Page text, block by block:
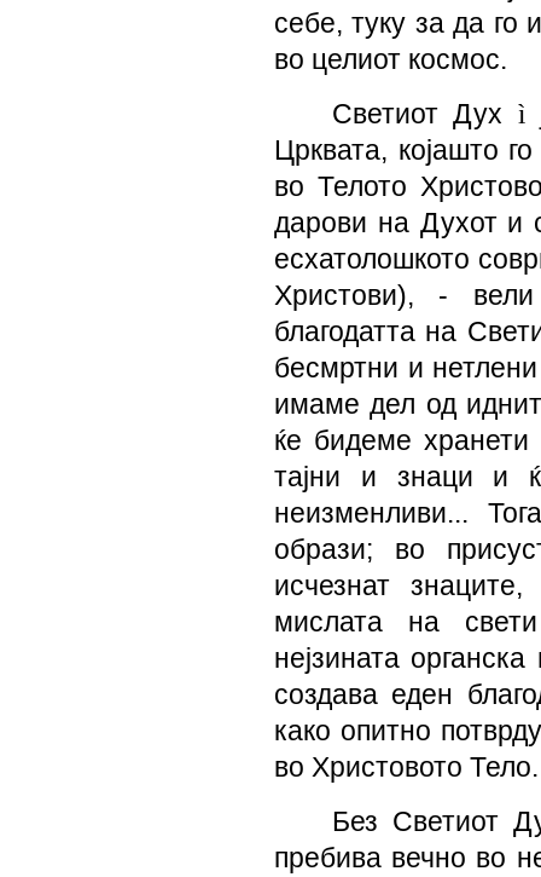
себе, туку за да го
во целиот космос.
Светиот Дух ì
Црквата, којашто
во Телото
дарови на Духот и
есхатолошкото
Христови), -
благодатта на
бесмртни и
имаме дел од
ќе бидеме хранети
тајни и знаци и
неизменливи...
образи; во
исчезнат
мислата на
нејзината
создава еден
како опитно
во Христовото Тело.
Без Светиот
пребива вечно во